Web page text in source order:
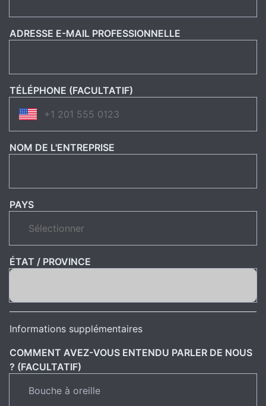
ADRESSE E-MAIL PROFESSIONNELLE
TÉLÉPHONE (FACULTATIF)
NOM DE L'ENTREPRISE
PAYS
ÉTAT / PROVINCE
Informations supplémentaires
COMMENT AVEZ-VOUS ENTENDU PARLER DE NOUS
? (FACULTATIF)